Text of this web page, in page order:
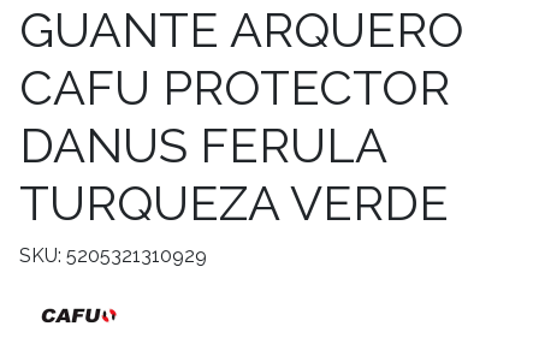
GUANTE ARQUERO
CAFU PROTECTOR
DANUS FERULA
TURQUEZA VERDE
SKU: 5205321310929